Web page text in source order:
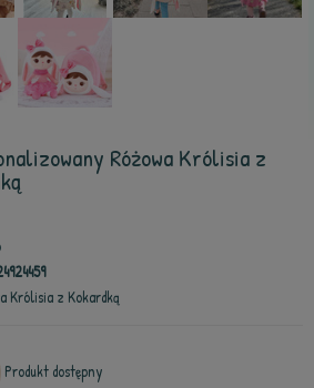
Różowa Królisia z
Królisia z Kokardką
Produkt dostępny